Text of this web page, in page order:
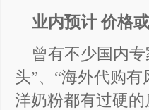
业内预计 价格
曾有不少国内
头”、“海外代购
洋奶粉都有过硬的